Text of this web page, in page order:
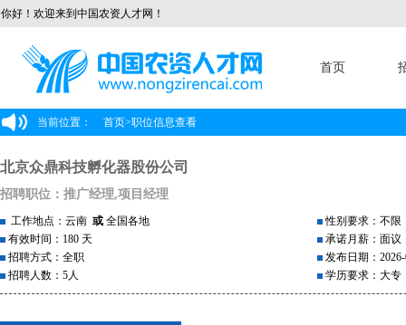
你好！欢迎来到中国农资人才网！
首页
当前位置： 首页>职位信息查看
北京众鼎科技孵化器股份公司
招聘职位：推广经理,项目经理
工作地点：云南 或 全国各地
有效时间：180 天
招聘方式：全职
招聘人数：5人
性别要求：不限
承诺月薪：面议
发布日期：
学历要求：大专